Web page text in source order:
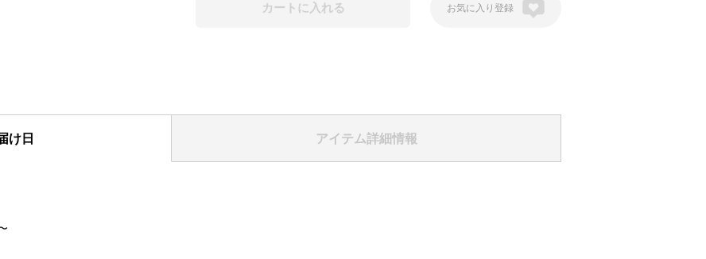
カートに入れる 登録
け日 アイテム詳細情報
表紙